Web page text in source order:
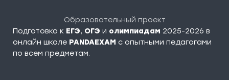
Образовательный проект
Подготовка к ЕГЭ, ОГЭ и олимпиадам 2025-2026 в
онлайн школе PANDAEXAM c опытными педагогами
по всем предметам.